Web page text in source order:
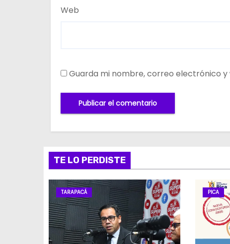
Web
Guarda mi nombre, correo electrónico
TE LO PERDISTE
TARAPACÁ PICA